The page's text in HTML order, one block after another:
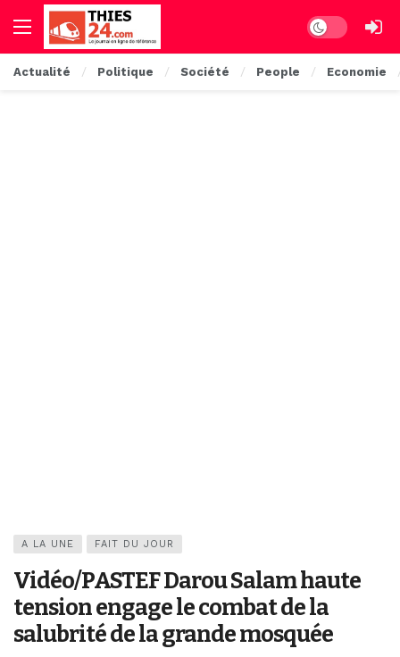
Dark mode
Actualité Politique Société People Economie
A LA UNE FAIT DU JOUR
Vidéo/PASTEF Darou Salam haute
tension engage le combat de la
salubrité de la grande mosquée